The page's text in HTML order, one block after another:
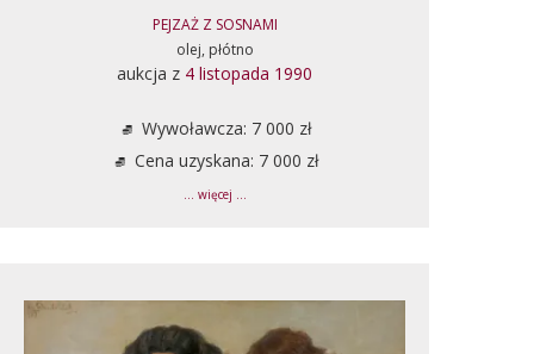
PEJZAŻ Z SOSNAMI
olej, płótno
aukcja z 4 listopada 1990
Wywoławcza: 7 000 zł
Cena uzyskana: 7 000 zł
... więcej ...